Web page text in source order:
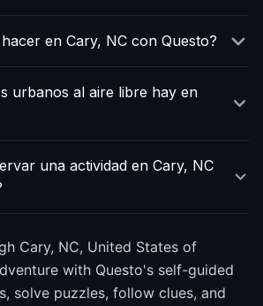
en Cary, NC con Questo?
urbanos al aire libre hay en
una actividad en Cary, NC
Cary, NC, United States of
with Questo's self-guided
solve puzzles, follow clues, and